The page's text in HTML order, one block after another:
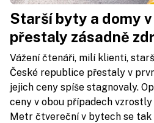
Starší byty a domy v
přestaly zásadně
Vážení čtenáři, milí klienti,
České republice přestaly v
jejich ceny spíše stagnovaly.
ceny v obou případech
Metr čtvereční v bytech se tak